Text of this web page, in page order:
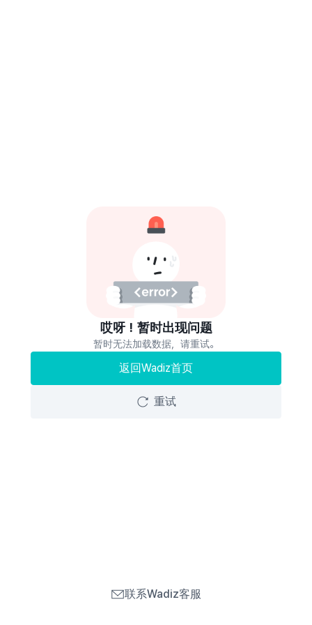
哎呀！暂时出现问题
暂时无法加载数据，请重试。
返回Wadiz首页
重试
联系Wadiz客服